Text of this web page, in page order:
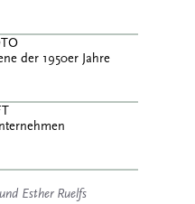
der 1950er Jahre
Esther Ruelfs